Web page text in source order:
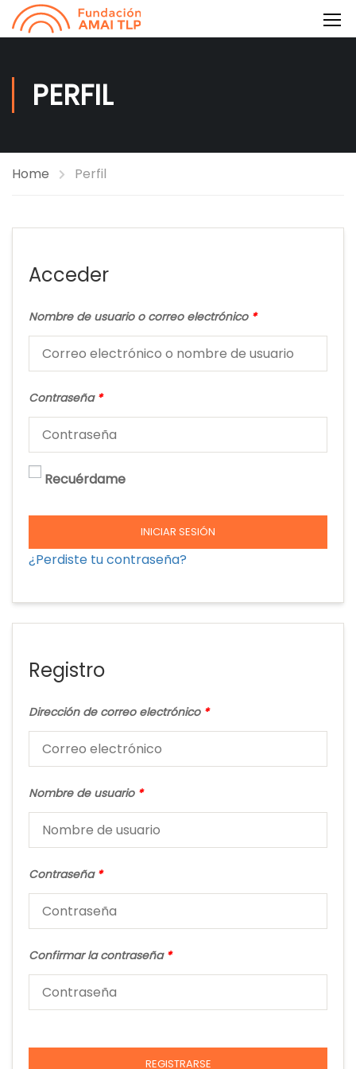
PERFIL
Home Perfil
Acceder
Nombre de usuario o correo electrónico *
Contraseña *
Recuérdame
INICIAR SESIÓN
¿Perdiste tu contraseña?
Registro
Dirección de correo electrónico *
Nombre de usuario *
Contraseña *
Confirmar la contraseña *
REGISTRARSE